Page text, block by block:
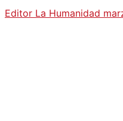
Editor La Humanidad